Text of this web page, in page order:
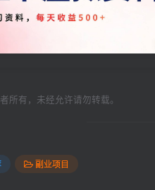
所有，未经允许请勿转载。
副业项目